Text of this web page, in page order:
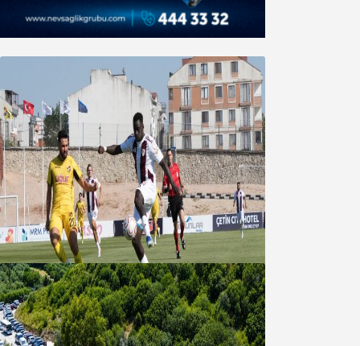
Bandırmaspor’dan 3 gollü başlangıç
08 Ağustos 2026